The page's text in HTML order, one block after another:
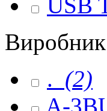
Виробник
. (2)